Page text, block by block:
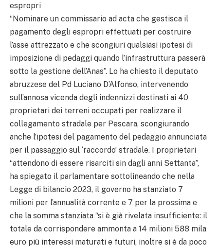
espropri
“Nominare un commissario ad acta che gestisca il
pagamento degli espropri effettuati per costruire
l’asse attrezzato e che scongiuri qualsiasi ipotesi di
imposizione di pedaggi quando l’infrastruttura passerà
sotto la gestione dell’Anas”. Lo ha chiesto il deputato
abruzzese del Pd Luciano D’Alfonso, intervenendo
sull’annosa vicenda degli indennizzi destinati ai 40
proprietari dei terreni occupati per realizzare il
collegamento stradale per Pescara, scongiurando
anche l’ipotesi del pagamento del pedaggio annunciata
per il passaggio sul ‘raccordo’ stradale. I proprietari
“attendono di essere risarciti sin dagli anni Settanta”,
ha spiegato il parlamentare sottolineando che nella
Legge di bilancio 2023, il governo ha stanziato 7
milioni per l’annualità corrente e 7 per la prossima e
che la somma stanziata “si è già rivelata insufficiente: il
totale da corrispondere ammonta a 14 milioni 588 mila
euro più interessi maturati e futuri, inoltre si è da poco